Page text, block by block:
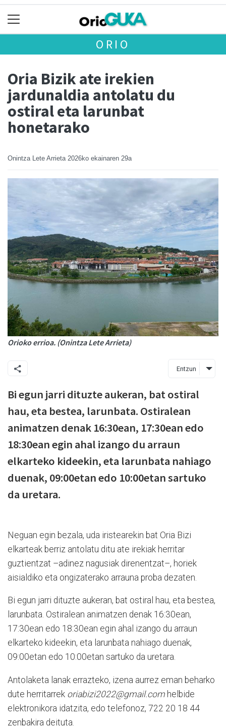
ORIO
Oria Bizik ate irekien
jardunaldia antolatu du
ostiral eta larunbat
honetarako
Onintza Lete Arrieta 2026ko ekainaren 29a
Orioko errioa. (Onintza Lete Arrieta)
Entzun
Bi egun jarri dituzte aukeran, bat ostiral
hau, eta bestea, larunbata. Ostiralean
animatzen denak 16:30ean, 17:30ean edo
18:30ean egin ahal izango du arraun
elkarteko kideekin, eta larunbata nahiago
duenak, 09:00etan edo 10:00etan sartuko
da uretara.
Neguan egin bezala, uda iristearekin bat Oria Bizi
elkarteak berriz antolatu ditu ate irekiak herritar
guztientzat –adinez nagusiak direnentzat–, horiek
aisialdiko eta ongizaterako arrauna proba dezaten.
Bi egun jarri dituzte aukeran, bat ostiral hau, eta bestea,
larunbata. Ostiralean animatzen denak 16:30ean,
17:30ean edo 18:30ean egin ahal izango du arraun
elkarteko kideekin, eta larunbata nahiago duenak,
09:00etan edo 10:00etan sartuko da uretara.
Antolaketa lanak errazteko, izena aurrez eman beharko
dute herritarrek oriabizi2022@gmail.com helbide
elektronikora idatzita, edo telefonoz, 722 20 18 44
zenbakira deituta.